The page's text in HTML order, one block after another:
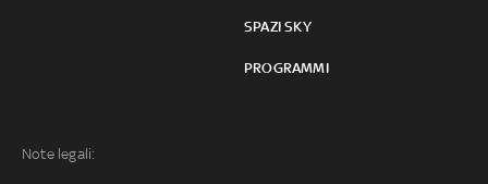
SPAZI SKY
PROGRAMMI
Note legali: